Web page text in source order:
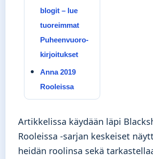
blogit – lue
tuoreimmat
Puheenvuoro-
kirjoitukset
Anna 2019
Rooleissa
Artikkelissa käydään läpi
Rooleissa -sarjan keskeiset
heidän roolinsa sekä